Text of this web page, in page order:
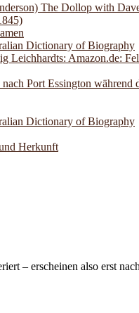
The Dollop with
Dictionary of Biography
Leichhardts: Amazon.de:
Port Essington während
Dictionary of Biography
Herkunft
– erscheinen also erst